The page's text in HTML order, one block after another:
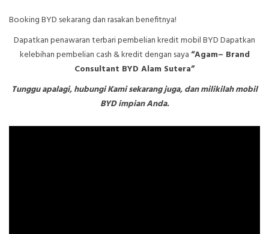
Booking BYD sekarang dan rasakan benefitnya!
Dapatkan penawaran terbari pembelian kredit mobil BYD Dapatkan
kelebihan pembelian cash & kredit dengan saya“Agam– Brand
Consultant BYD Alam Sutera”
Tunggu apalagi, hubungi Kami sekarang juga, dan milikilah mobil
BYD impian Anda.